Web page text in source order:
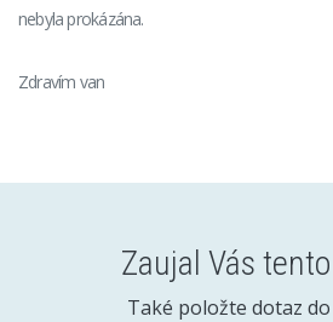
nebyla prokázána.
Zdravím van
Zaujal Vás
Také položte dotaz